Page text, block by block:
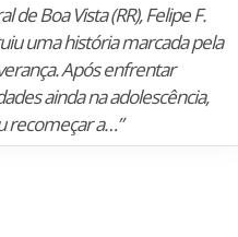
de Boa Vista (RR), Felipe F.
uma história marcada pela
Após enfrentar
ainda na adolescência,
recomeçar a…”